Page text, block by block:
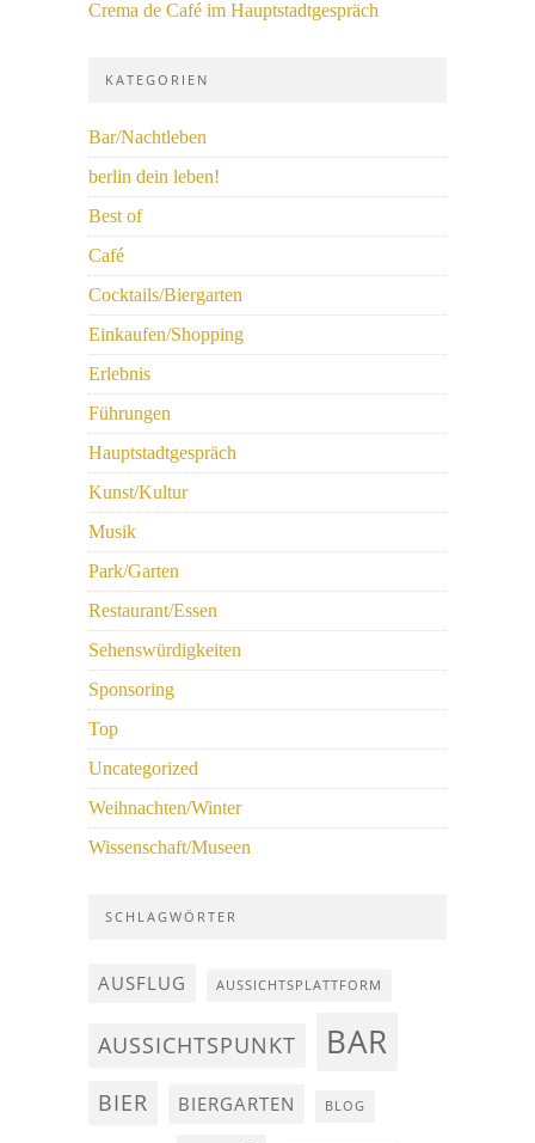
Crema de Café im Hauptstadtgespräch
KATEGORIEN
Bar/Nachtleben
berlin dein leben!
Best of
Café
Cocktails/Biergarten
Einkaufen/Shopping
Erlebnis
Führungen
Hauptstadtgespräch
Kunst/Kultur
Musik
Park/Garten
Restaurant/Essen
Sehenswürdigkeiten
Sponsoring
Top
Uncategorized
Weihnachten/Winter
Wissenschaft/Museen
SCHLAGWÖRTER
AUSFLUG AUSSICHTSPLATTFORM
AUSSICHTSPUNKT BAR
BIER BIERGARTEN BLOG